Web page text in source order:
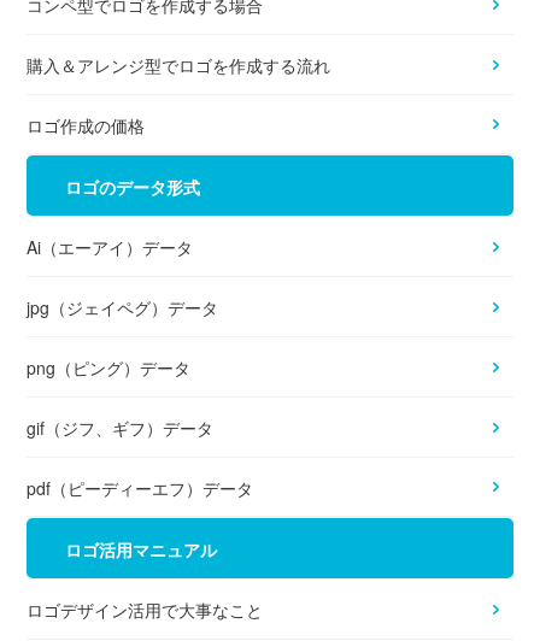
コンペ型でロゴを作成する場合
購入＆アレンジ型でロゴを作成する流れ
ロゴ作成の価格
ロゴのデータ形式
Ai（エーアイ）データ
jpg（ジェイペグ）データ
png（ピング）データ
gif（ジフ、ギフ）データ
pdf（ピーディーエフ）データ
ロゴ活用マニュアル
ロゴデザイン活用で大事なこと